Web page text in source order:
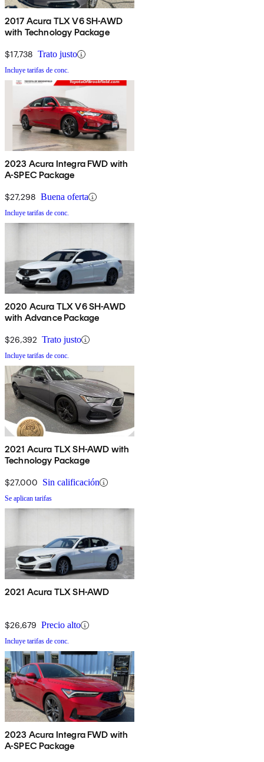
2017 Acura TLX V6 SH-AWD
with Technology Package
$17,738 Trato justo
Incluye tarifas de conc.
2023 Acura Integra FWD with
A-SPEC Package
$27,298 Buena oferta
Incluye tarifas de conc.
2020 Acura TLX V6 SH-AWD
with Advance Package
$26,392 Trato justo
Incluye tarifas de conc.
2021 Acura TLX SH-AWD with
Technology Package
$27,000 Sin calificación
Se aplican tarifas
2021 Acura TLX SH-AWD
$26,679 Precio alto
Incluye tarifas de conc.
2023 Acura Integra FWD with
A-SPEC Package